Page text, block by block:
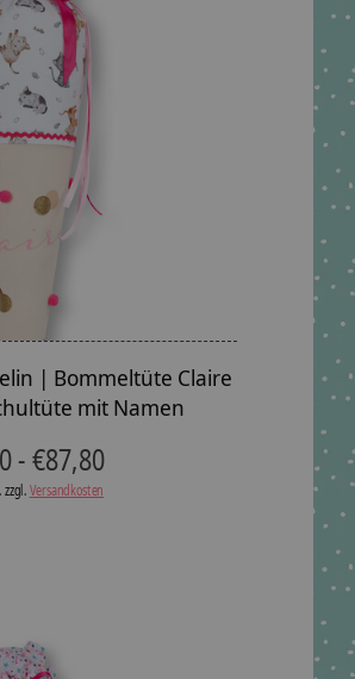
| Bommeltüte Claire
mit Namen
- €87,80
Versandkosten